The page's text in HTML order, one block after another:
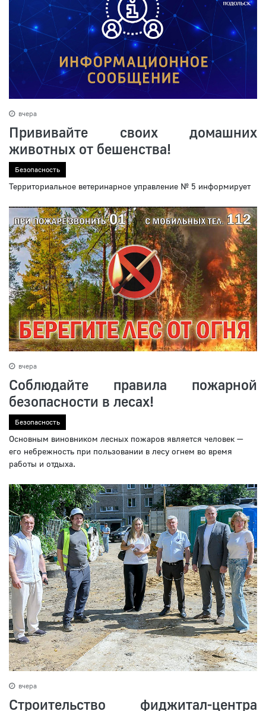
вчера
Прививайте своих домашних
животных от бешенства!
Безопасность
Территориальное ветеринарное управление № 5 информирует
вчера
Соблюдайте правила пожарной
безопасности в лесах!
Безопасность
Основным виновником лесных пожаров является человек —
его небрежность при пользовании в лесу огнем во время
работы и отдыха.
вчера
Строительство фиджитал-центра